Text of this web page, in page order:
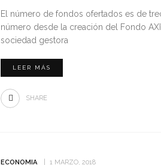
El número de fondos ofertados es de
número desde la creación del Fondo
sociedad gestora
LEER MÁS
SHARE
ECONOMIA 1 MARZO, 2018